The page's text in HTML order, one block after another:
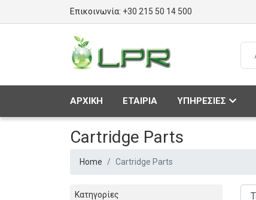
Επικοινωνία: +30 215 50 14 500
ΑΡΧΙΚΗ ΕΤΑΙΡΙΑ ΥΠΗΡΕΣΙΕΣ
Cartridge Parts
Home Cartridge Parts
Κατηγορίες